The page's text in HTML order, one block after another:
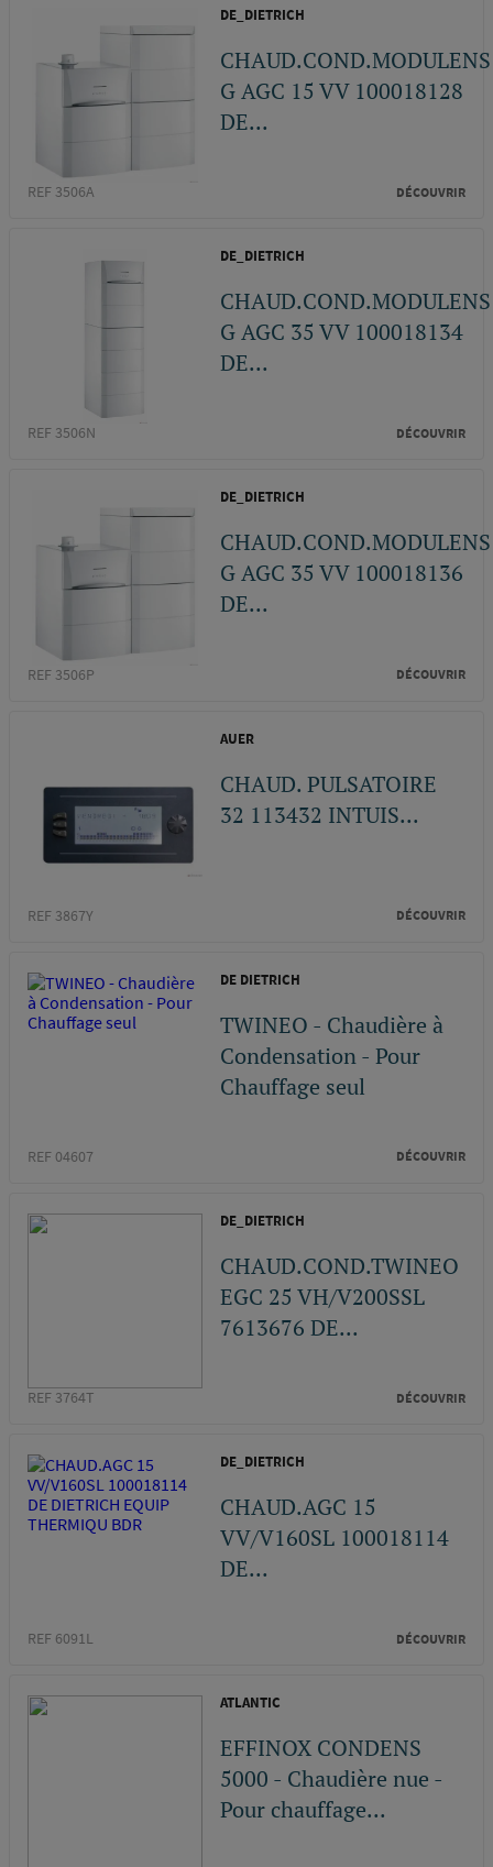
DE_DIETRICH
CHAUD.COND.MODULENS
G AGC 15 VV 100018128
DE...
REF 3506A DÉCOUVRIR
DE_DIETRICH
CHAUD.COND.MODULENS
G AGC 35 VV 100018134
DE...
REF 3506N DÉCOUVRIR
DE_DIETRICH
CHAUD.COND.MODULENS
G AGC 35 VV 100018136
DE...
REF 3506P DÉCOUVRIR
AUER
CHAUD. PULSATOIRE
32 113432 INTUIS...
REF 3867Y DÉCOUVRIR
DE DIETRICH
TWINEO - Chaudière à
Condensation - Pour
Chauffage seul
REF 04607 DÉCOUVRIR
DE_DIETRICH
CHAUD.COND.TWINEO
EGC 25 VH/V200SSL
7613676 DE...
REF 3764T DÉCOUVRIR
DE_DIETRICH
CHAUD.AGC 15
VV/V160SL 100018114
DE...
REF 6091L DÉCOUVRIR
ATLANTIC
EFFINOX CONDENS
5000 - Chaudière nue -
Pour chauffage...